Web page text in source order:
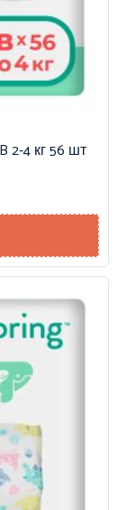
2-4 кг 56 шт